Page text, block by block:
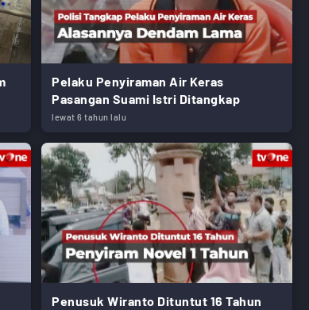
Pelaku Penyiraman Air Keras
Pasangan Suami Istri Ditangkap
lewat 6 tahun lalu
Penusuk Wiranto Dituntut 16 Tahun